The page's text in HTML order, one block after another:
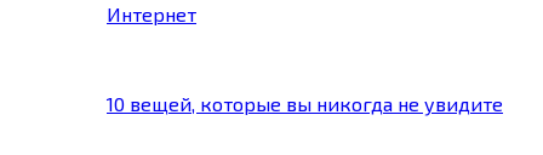
Интернет
10 вещей, которые вы никогда не увидите